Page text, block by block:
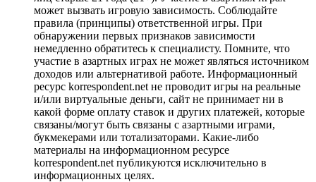
может вызвать игровую зависимость. Соблюдайте
правила (принципы) ответственной игры. При
обнаружении первых признаков зависимости
немедленно обратитесь к специалисту. Помните, что
участие в азартных играх не может являться источником
доходов или альтернативой работе. Информационный
ресурс korrespondent.net не проводит игры на реальные
и/или виртуальные деньги, сайт не принимает ни в
какой форме оплату ставок и других платежей, которые
связаны/могут быть связаны с азартными играми,
букмекерами или тотализаторами. Какие-либо
материалы на информационном ресурсе
korrespondent.net публикуются исключительно в
информационных целях.